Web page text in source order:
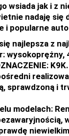
wsiada jak i z
nadaję się
i popularne
najlepsza z
wysokoprężny,
K9K.
sprawdzoną i
modelach: